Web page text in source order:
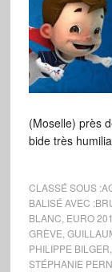
(Moselle) près
bide très
CLASSÉ SOUS :
BALISÉ AVEC :
BLANC EURO
GRÈVE
PHILIPPE BILGER
STÉPHANIE